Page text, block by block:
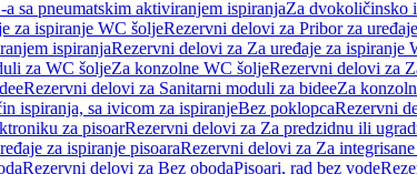
sa pneumatskim aktiviranjem ispiranjaZa dvokoličinsko
za ispiranje WC šoljeRezervni delovi za Pribor za
ispiranjaRezervni delovi za Za uređaje za ispiranje
za WC šoljeZa konzolne WC šoljeRezervni delovi za
Rezervni delovi za Sanitarni moduli za bideeZa
ispiranja, sa ivicom za ispiranjeBez poklopcaRezervni
za pisoarRezervni delovi za Za predzidnu ili
za ispiranje pisoaraRezervni delovi za Za
Rezervni delovi za Bez obodaPisoari, rad bez vode